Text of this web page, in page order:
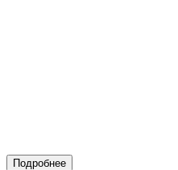
Подробнее